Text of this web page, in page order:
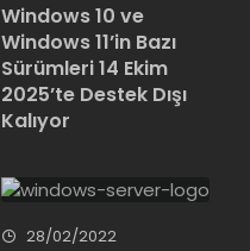
Windows 10 ve
Windows 11’in Bazı
Sürümleri 14 Ekim
2025’te Destek Dışı
Kalıyor
28/02/2022